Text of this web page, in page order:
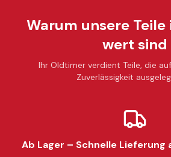
Warum unsere Teile
wert sind
Ihr Oldtimer verdient Teile, die
Zuverlässigkeit
Ab Lager – Schnelle Lieferung